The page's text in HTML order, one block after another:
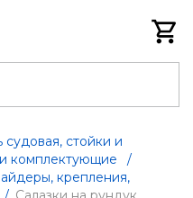
стойки и
комплектующие
/
крепления,